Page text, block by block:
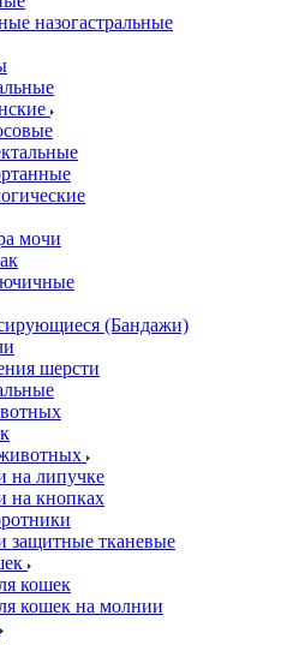
назогастральные
мочи
(Бандажи)
шерсти
на липучке
на кнопках
защитные тканевые
кошек
кошек на молнии